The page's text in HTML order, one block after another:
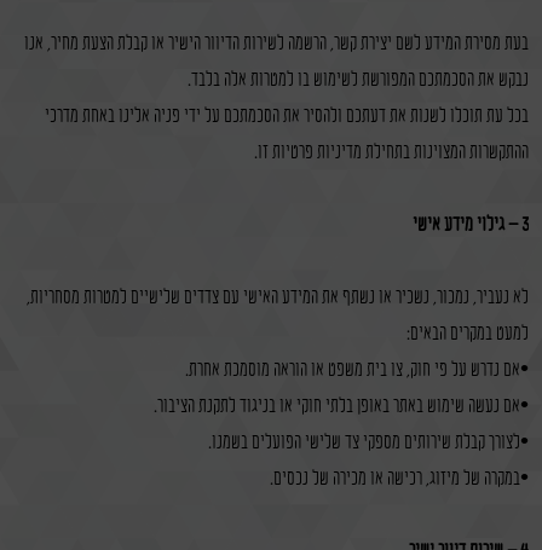
בעת מסירת המידע לשם יצירת קשר, הרשמה לשירות הדיוור הישיר או קבלת הצעת מחיר, אנו
נבקש את הסכמתכם המפורשת לשימוש בו למטרות אלה בלבד.
בכל עת תוכלו לשנות את דעתכם ולהסיר את הסכמתכם על ידי פניה אלינו באחת מדרכי
ההתקשרות המצוינות בתחילת מדיניות פרטיות זו.
3 – גילוי מידע אישי
לא נעביר, נמכור, נשכיר או נשתף את המידע האישי עם צדדים שלישיים למטרות מסחריות,
למעט במקרים הבאים:
•אם נדרש על פי חוק, צו בית משפט או הוראה מוסמכת אחרת.
•אם נעשה שימוש באתר באופן בלתי חוקי או בניגוד לתקנת הציבור.
•לצורך קבלת שירותים מספקי צד שלישי הפועלים בשמנו.
•במקרה של מיזוג, רכישה או מכירה של נכסים.